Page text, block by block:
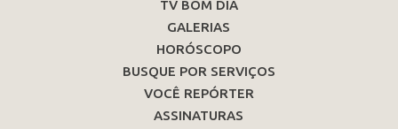
TV BOM DIA
GALERIAS
HORÓSCOPO
BUSQUE POR SERVIÇOS
VOCÊ REPÓRTER
ASSINATURAS